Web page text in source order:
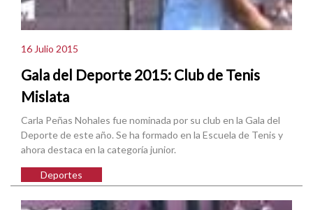
16 Julio 2015
Gala del Deporte 2015: Club de Tenis
Mislata
Carla Peñas Nohales fue nominada por su club en la Gala del
Deporte de este año. Se ha formado en la Escuela de Tenis y
ahora destaca en la categoría junior.
Deportes